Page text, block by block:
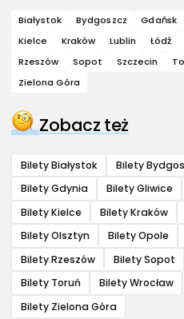
Białystok Bydgoszcz Gdańsk
Kielce
Kraków Lublin Łódź
Rzeszów
Sopot Szczecin
Zielona Góra
Zobacz też
Bilety Białystok Bilety
Bilety Gdynia
Bilety Gliwice
Bilety Kielce
Bilety Kraków
Bilety Olsztyn
Bilety Opole
Bilety Rzeszów
Bilety Sopot
Bilety Toruń
Bilety Wrocław
Bilety Zielona Góra